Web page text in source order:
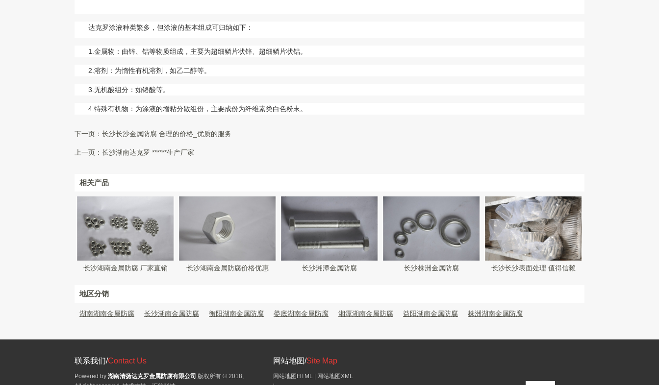
达克罗涂液种类繁多，但涂液的基本组成可归纳如下：
1.金属物：由锌、铝等物质组成，主要为超细鳞片状锌、超细鳞片状铝。
2.溶剂：为惰性有机溶剂，如乙二醇等。
3.无机酸组分：如铬酸等。
4.特殊有机物：为涂液的增粘分散组份，主要成份为纤维素类白色粉末。
下一页： 长沙长沙金属防腐 合理的价格_优质的服务
上一页： 长沙湖南达克罗 ******生产厂家
相关产品
长沙湖南金属防腐 厂家直销 长沙湖南金属防腐价格优惠 长沙湘潭金属防腐 长沙株洲金属防腐 长沙长沙表面处理 值得信赖
地区分销
湖南湖南金属防腐 长沙湖南金属防腐 衡阳湖南金属防腐 娄底湖南金属防腐 湘潭湖南金属防腐 益阳湖南金属防腐 株洲湖南金属防腐
联系我们/Contact Us
Powered by 湖南清扬达克罗金属防腐有限公司 版权所有 © 2018,
网站地图/Site Map
网站地图HTML | 网站地图XML